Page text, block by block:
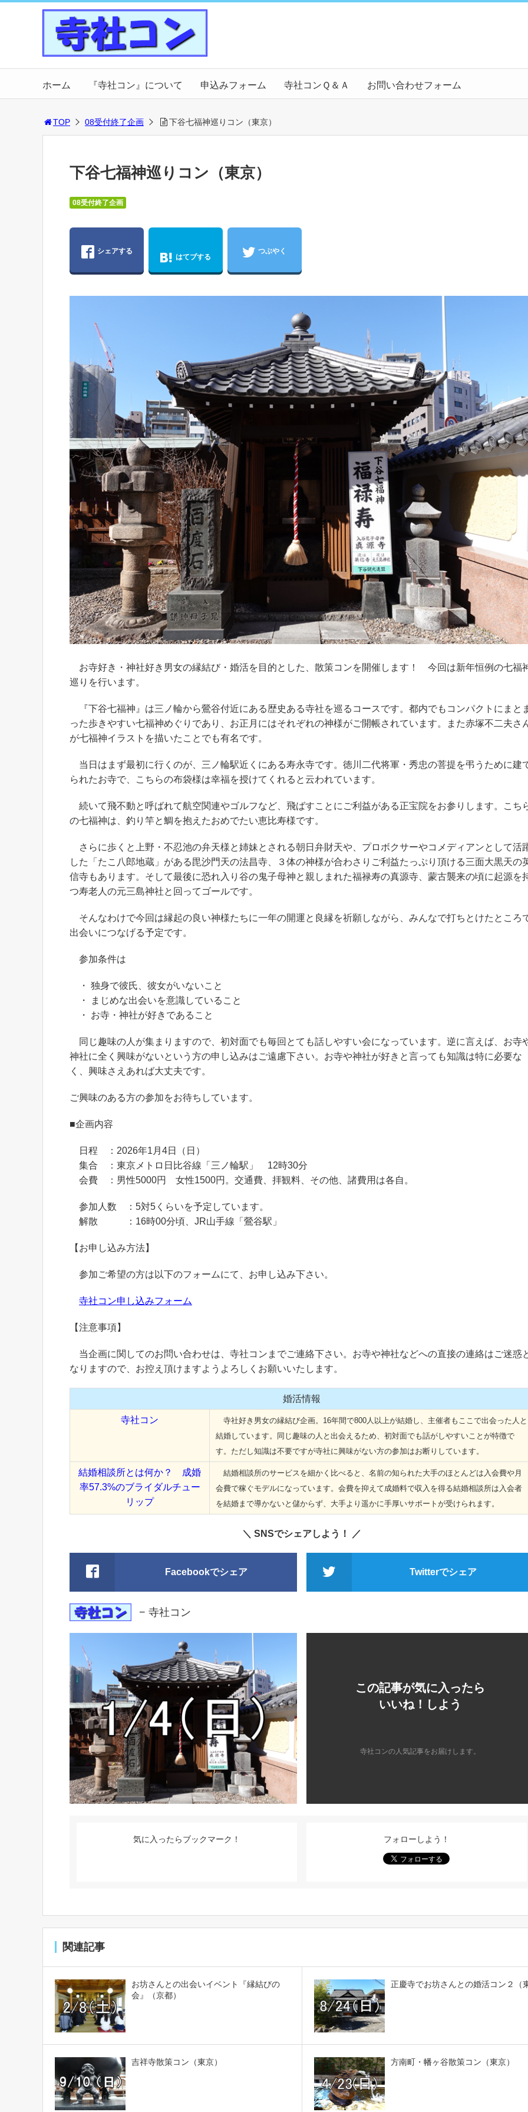
ホーム 『寺社コン』について 申込みフォーム 寺社コンＱ＆Ａ お問い合わせフォーム
TOP 08受付終了企画 下谷七福神巡りコン（東京）
下谷七福神巡りコン（東京）
08受付終了企画
シェアする
はてブする
つぶやく
お寺好き・神社好き男女の縁結び・婚活を目的とした、散策コンを開催します！ 今回は新年恒例の七福
巡りを行います。
『下谷七福神』は三ノ輪から鶯谷付近にある歴史ある寺社を巡るコースです。都内でもコンパクトにまと
った歩きやすい七福神めぐりであり、お正月にはそれぞれの神様がご開帳されています。また赤塚不二夫さ
が七福神イラストを描いたことでも有名です。
当日はまず最初に行くのが、三ノ輪駅近くにある寿永寺です。徳川二代将軍・秀忠の菩提を弔うために建
られたお寺で、こちらの布袋様は幸福を授けてくれると云われています。
続いて飛不動と呼ばれて航空関連やゴルフなど、飛ばすことにご利益がある正宝院をお参りします。こち
の七福神は、釣り竿と鯛を抱えたおめでたい恵比寿様です。
さらに歩くと上野・不忍池の弁天様と姉妹とされる朝日弁財天や、プロボクサーやコメディアンとして活
した「たこ八郎地蔵」がある毘沙門天の法昌寺、３体の神様が合わさりご利益たっぷり頂ける三面大黒天の
信寺もあります。そして最後に恐れ入り谷の鬼子母神と親しまれた福禄寿の真源寺、蒙古襲来の頃に起源を
つ寿老人の元三島神社と回ってゴールです。
そんなわけで今回は縁起の良い神様たちに一年の開運と良縁を祈願しながら、みんなで打ちとけたところ
出会いにつなげる予定です。
参加条件は
・ 独身で彼氏、彼女がいないこと
・ まじめな出会いを意識していること
・ お寺・神社が好きであること
同じ趣味の人が集まりますので、初対面でも毎回とても話しやすい会になっています。逆に言えば、お寺
神社に全く興味がないという方の申し込みはご遠慮下さい。お寺や神社が好きと言っても知識は特に必要な
く、興味さえあれば大丈夫です。
ご興味のある方の参加をお待ちしています。
■企画内容
日程 ：2026年1月4日（日）
集合 ：東京メトロ日比谷線「三ノ輪駅」 12時30分
会費 ：男性5000円 女性1500円。交通費、拝観料、その他、諸費用は各自。
参加人数 ：5対5くらいを予定しています。
解散 ：16時00分頃、JR山手線「鶯谷駅」
【お申し込み方法】
参加ご希望の方は以下のフォームにて、お申し込み下さい。
寺社コン申し込みフォーム
【注意事項】
当企画に関してのお問い合わせは、寺社コンまでご連絡下さい。お寺や神社などへの直接の連絡はご迷惑
なりますので、お控え頂けますようよろしくお願いいたします。
婚活情報
寺社コン
寺社好き男女の縁結び企画。16年間で800人以上が結婚し、主催者もここで出会った人と
結婚しています。同じ趣味の人と出会えるため、初対面でも話がしやすいことが特徴で
す。ただし知識は不要ですが寺社に興味がない方の参加はお断りしています。
結婚相談所とは何か？ 成婚
率57.3%のブライダルチュー
リップ
結婚相談所のサービスを細かく比べると、名前の知られた大手のほとんどは入会費や月
会費で稼ぐモデルになっています。会費を抑えて成婚料で収入を得る結婚相談所は入会者
を結婚まで導かないと儲からず、大手より遥かに手厚いサポートが受けられます。
＼ SNSでシェアしよう！ ／
Facebookでシェア Twitterでシェア
− 寺社コン
この記事が気に入ったら
いいね！しよう
寺社コンの人気記事をお届けします。
気に入ったらブックマーク！ フォローしよう！
関連記事
お坊さんとの出会いイベント『縁結びの
会』（京都）
正慶寺でお坊さんとの婚活コン２（
吉祥寺散策コン（東京） 方南町・幡ヶ谷散策コン（東京）